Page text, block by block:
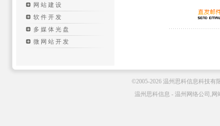
网站建设
软件开发
多媒体光盘
微网站开发
©2005-2026 温州思科信息科技有
温州思科信息 - 温州网络公司,